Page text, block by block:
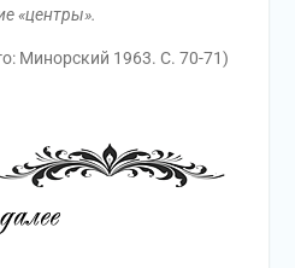
«центры».
Минорский 1963. С. 70-71)